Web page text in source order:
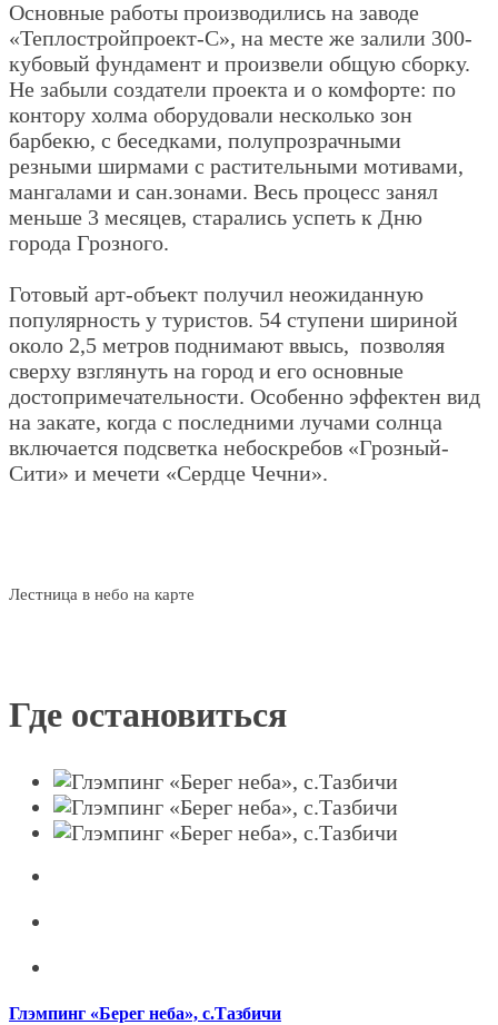
Основные работы производились на заводе
«Теплостройпроект-С», на месте же залили 300-
кубовый фундамент и произвели общую сборку.
Не забыли создатели проекта и о комфорте: по
контору холма оборудовали несколько зон
барбекю, с беседками, полупрозрачными
резными ширмами с растительными мотивами,
мангалами и сан.зонами. Весь процесс занял
меньше 3 месяцев, старались успеть к Дню
города Грозного.
Готовый арт-объект получил неожиданную
популярность у туристов. 54 ступени шириной
около 2,5 метров поднимают ввысь, позволяя
сверху взглянуть на город и его основные
достопримечательности. Особенно эффектен вид
на закате, когда с последними лучами солнца
включается подсветка небоскребов «Грозный-
Сити» и мечети «Сердце Чечни».
Лестница в небо на карте
Где остановиться
Глэмпинг «Берег неба», с.Тазбичи